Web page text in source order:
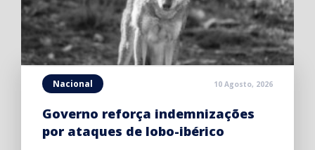
Nacional 10 Agosto, 2026
Governo reforça indemnizações
por ataques de lobo-ibérico